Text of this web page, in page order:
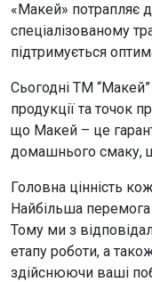
«Макей» потрапляє
спеціалізованому
підтримується
Сьогодні ТМ
продукції та точок
що Макей – це гарант
домашнього смаку,
Головна цінність
Найбільша
Тому ми з
етапу роботи, а
здійснюючи ваші